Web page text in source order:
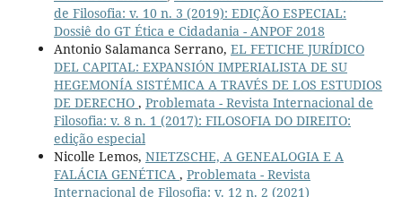
de Filosofia: v. 10 n. 3 (2019): EDIÇÃO ESPECIAL:
Dossiê do GT Ética e Cidadania - ANPOF 2018
Antonio Salamanca Serrano, EL FETICHE JURÍDICO
DEL CAPITAL: EXPANSIÓN IMPERIALISTA DE SU
HEGEMONÍA SISTÉMICA A TRAVÉS DE LOS ESTUDIOS
DE DERECHO , Problemata - Revista Internacional de
Filosofia: v. 8 n. 1 (2017): FILOSOFIA DO DIREITO:
edição especial
Nicolle Lemos, NIETZSCHE, A GENEALOGIA E A
FALÁCIA GENÉTICA , Problemata - Revista
Internacional de Filosofia: v. 12 n. 2 (2021)